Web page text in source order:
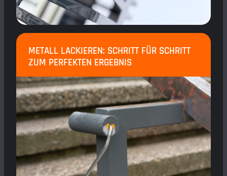
METALL LACKIEREN: SCHRITT FÜR SCHRITT
ZUM PERFEKTEN ERGEBNIS